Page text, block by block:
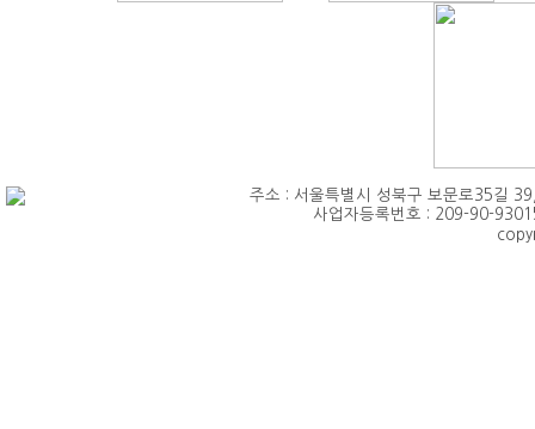
주소 : 서울특별시 성북구 보문로35길
사업자등록번호 : 209-90-